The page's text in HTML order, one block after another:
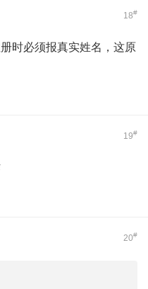
18#
时必须报真实姓名，这原
19#
20#